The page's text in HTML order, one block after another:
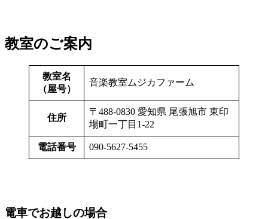
教室のご案内
教室名
（屋号）
音楽教室ムジカファーム
住所
〒488-0830 愛知県 尾張旭市 東印
場町一丁目1-22
電話番号 090-5627-5455
電車でお越しの場合